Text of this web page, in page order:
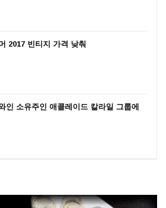
2017 빈티지 가격 낮춰
인 소유주인 애콜레이드 칼라일 그룹에